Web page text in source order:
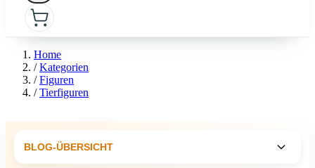
Home
/ Kategorien
/ Figuren
/ Tierfiguren
BLOG-ÜBERSICHT